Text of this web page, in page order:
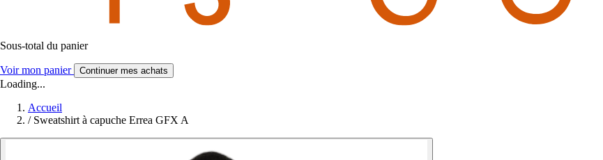
Sous-total du panier
Voir mon panier Continuer mes achats
Loading...
Accueil
/ Sweatshirt à capuche Errea GFX A